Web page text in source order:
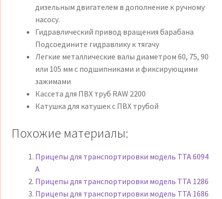
дизельным двигателем в дополнение к ручному
насосу.
Гидравлический привод вращения барабана
Подсоедините гидравлику к тягачу
Легкие металлические валы диаметром 60, 75, 90
или 105 мм с подшипниками и фиксирующими
зажимами
Кассета для ПВХ труб RAW 2200
Катушка для катушек с ПВХ трубой
Похожие материалы:
Прицепы для транспортировки модель TTA 6094
A
Прицепы для транспортировки модель TTA 1286
Прицепы для транспортировки модель TTA 1686